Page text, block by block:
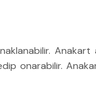
Anakart
onarabilir.